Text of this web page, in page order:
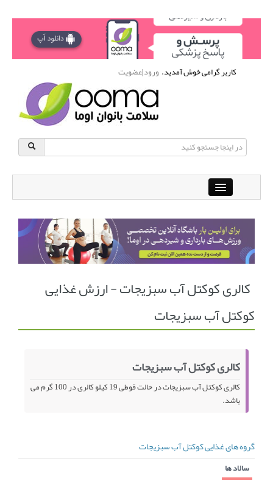
کاربر گرامی خوش آمدید.ورود|عضویت
باشگاه آنلاین ورزشی اوما
دانشنامه سلامت بانوان پرسش و پاسخ
انجمن متخصصین زنان و اوما انتخاب نام کودک
فهرست مواد غذایی
کالری کوکتل آب سبزیجات - ارزش غذایی
کوکتل آب سبزیجات
کالری کوکتل آب سبزیجات
کالری کوکتل آب سبزیجات در حالت قوطی 19 کیلو کالری در 100 گرم می
باشد.
گروه های غذایی کوکتل آب سبزیجات
سالاد ها